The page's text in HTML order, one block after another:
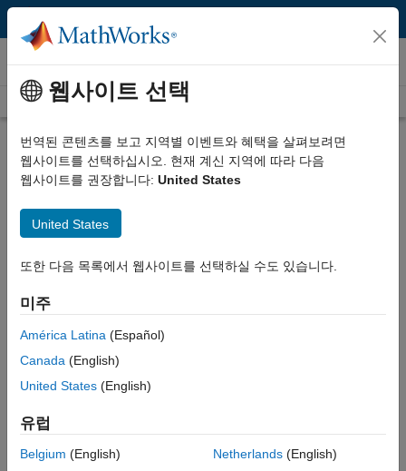
콘텐츠로 바로 가기
비디오
Videos Home Search
Play
Description
Deploying Deep Neural Networks
to GPUs and CPUs Using
MATLAB Coder and GPU Coder
Recorded: 30 Jan 2020
Related Resources
Feedback
UP NEXT
웹사이트 선택
번역된 콘텐츠를 보고 지역별 이벤트와 혜택을 살펴보려면
웹사이트를 선택하십시오. 현재 계신 지역에 따라 다음
웹사이트를 권장합니다: United States
United States
또한 다음 목록에서 웹사이트를 선택하실 수도 있습니다.
미주
América Latina (Español)
Canada (English)
United States (English)
유럽
Belgium (English)
Netherlands(English)